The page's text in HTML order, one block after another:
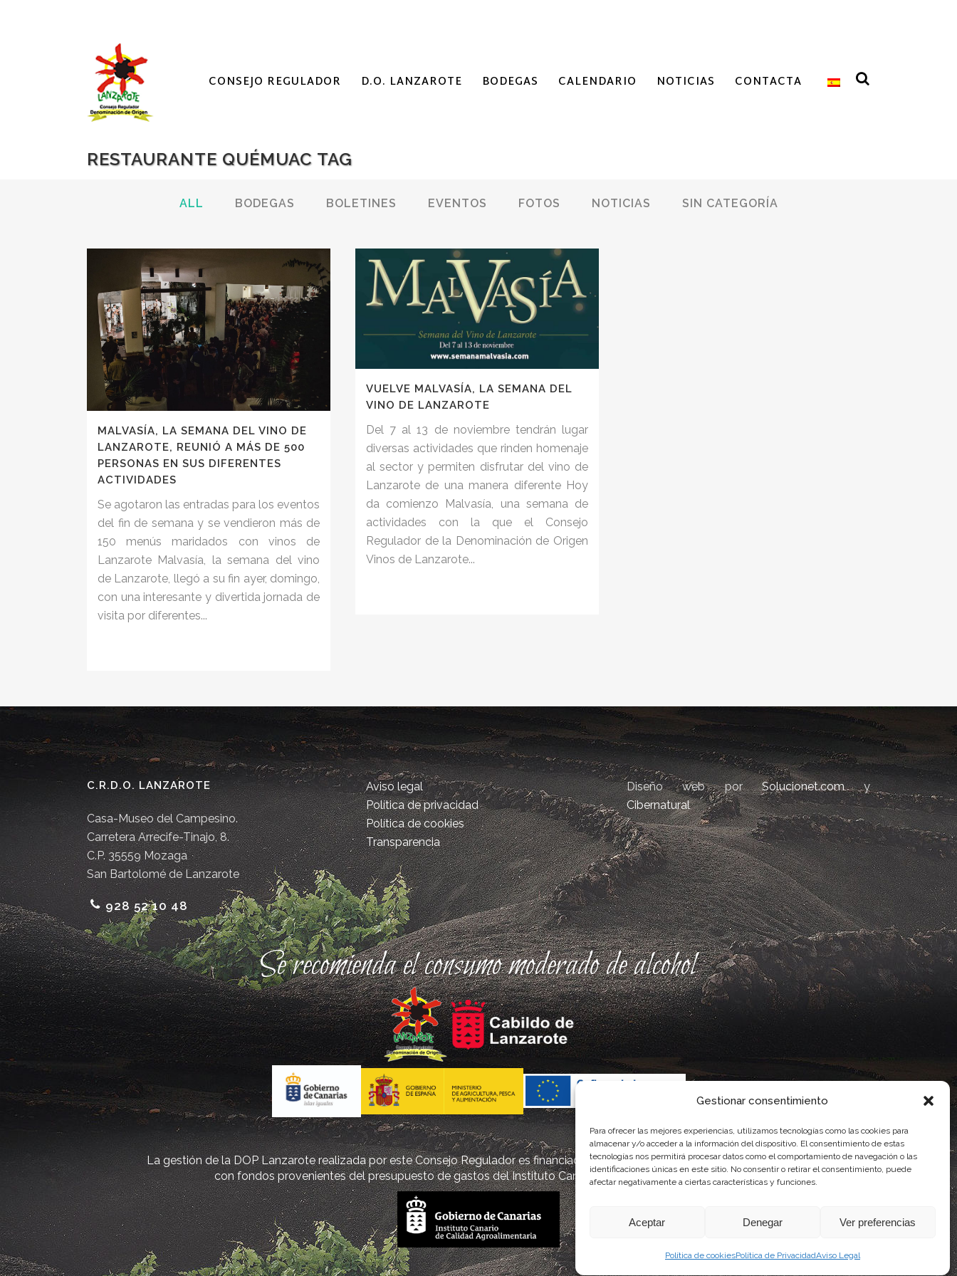
Gestionar consentimiento
Para ofrecer las mejores experiencias, utilizamos tecnologías como las cookies para
almacenar y/o acceder a la información del dispositivo. El consentimiento de estas
tecnologías nos permitirá procesar datos como el comportamiento de navegación o las
identificaciones únicas en este sitio. No consentir o retirar el consentimiento, puede
afectar negativamente a ciertas características y funciones.
Aceptar Denegar Ver preferencias
Política de cookiesPolítica de PrivacidadAviso Legal
CONSEJO REGULADOR D.O. LANZAROTE BODEGAS CALENDARIO NOTICIAS CONTACTA
RESTAURANTE QUÉMUAC TAG
ALL BODEGAS BOLETINES EVENTOS FOTOS NOTICIAS SIN CATEGORÍA
MALVASÍA, LA SEMANA DEL VINO DE
LANZAROTE, REUNIÓ A MÁS DE 500
PERSONAS EN SUS DIFERENTES
ACTIVIDADES
Se agotaron las entradas para los eventos
del fin de semana y se vendieron más de
150 menús maridados con vinos de
Lanzarote Malvasía, la semana del vino
de Lanzarote, llegó a su fin ayer, domingo,
con una interesante y divertida jornada de
visita por diferentes...
VUELVE MALVASÍA, LA SEMANA DEL
VINO DE LANZAROTE
Del 7 al 13 de noviembre tendrán lugar
diversas actividades que rinden homenaje
al sector y permiten disfrutar del vino de
Lanzarote de una manera diferente Hoy
da comienzo Malvasía, una semana de
actividades con la que el Consejo
Regulador de la Denominación de Origen
Vinos de Lanzarote...
C.R.D.O. LANZAROTE
Casa-Museo del Campesino.
Carretera Arrecife-Tinajo, 8.
C.P. 35559 Mozaga
San Bartolomé de Lanzarote
928 52 10 48
Aviso legal
Política de privacidad
Política de cookies
Transparencia
Diseño web porSolucionet.comy
Cibernatural
Se recomienda el consumo moderado de alcohol
La gestión de la DOP Lanzarote realizada por este Consejo Regulador es financiada, parcialmente, por el Gobierno de Canarias
con fondos provenientes del presupuesto de gastos del Instituto Canario de Calidad Agroalimentaria